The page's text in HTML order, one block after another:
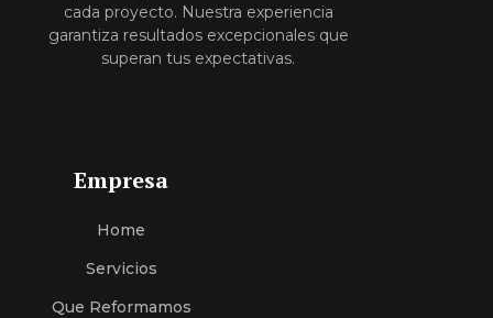
cada proyecto. Nuestra experiencia
garantiza resultados excepcionales que
superan tus expectativas.
Empresa
Home
ServiciOS
Que Reformamos